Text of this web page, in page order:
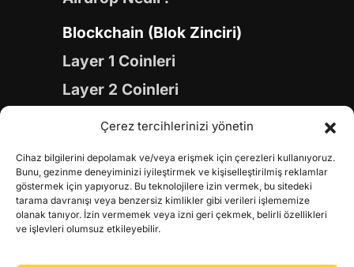
Çerez tercihlerinizi yönetin
Cihaz bilgilerini depolamak ve/veya erişmek için çerezleri kullanıyoruz.
Bunu, gezinme deneyiminizi iyileştirmek ve kişiselleştirilmiş reklamlar
göstermek için yapıyoruz. Bu teknolojilere izin vermek, bu sitedeki
tarama davranışı veya benzersiz kimlikler gibi verileri işlememize
olanak tanıyor. İzin vermemek veya izni geri çekmek, belirli özellikleri
ve işlevleri olumsuz etkileyebilir.
Blockchain (Blok Zinciri)
Layer 1 Coinleri
Layer 2 Coinleri
Yapay Zeka (AI) Coinleri
Gaming Coinleri
RWA Coinleri
DeFi Coinleri
DePIN Coinleri